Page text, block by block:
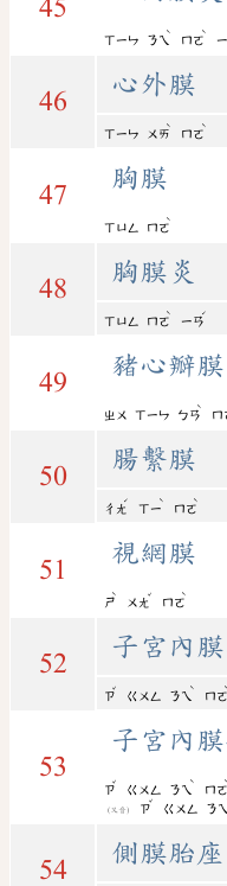
45
ㄒㄧㄣ ㄋㄟ
ˋ
ㄇㄛ
ˋ
46
心外膜
ㄒㄧㄣ ㄨㄞ
ˋ
ㄇㄛ
ˋ
47
胸膜
ㄒㄩㄥ ㄇㄛ
ˋ
48
胸膜炎
ㄒㄩㄥ ㄇㄛ
ˋ
ㄧㄢ
ˊ
49
豬心瓣膜
ㄓㄨ ㄒㄧㄣ ㄅㄢ
ˋ
ㄇ
50
腸繫膜
ㄔㄤ
ˊ
ㄒㄧ
ˋ
ㄇㄛ
ˋ
51
視網膜
ㄕ
ˋ
ㄨㄤ
ˇ
ㄇㄛ
ˋ
52
子宮內
ㄗ
ˇ
ㄍㄨㄥ ㄋㄟ
ˋ
ㄇㄛ
ˋ
53
子宮內
ㄗ
ˇ
ㄍㄨㄥ ㄋㄟ
ˋ
ㄇㄛ
ˋ
(又音) ㄗ
ˇ
ㄍㄨㄥ ㄋㄟ
54
側膜胎座